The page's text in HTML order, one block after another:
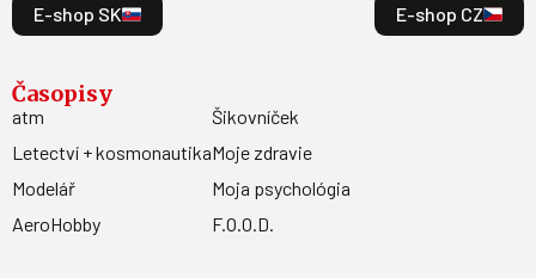
E-shop SK
E-shop CZ
Časopisy
atm
Letectví + kosmonautika
Modelář
AeroHobby
Šikovníček
Moje zdravie
Moja psychológia
F.O.O.D.